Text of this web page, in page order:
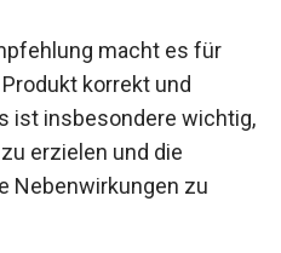
macht es für
korrekt und
ist insbesondere wichtig,
erzielen und die
Nebenwirkungen zu